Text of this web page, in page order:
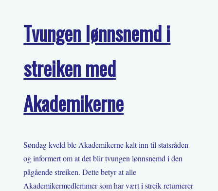
Tvungen lønnsnemd i
streiken med
Akademikerne
Søndag kveld ble Akademikerne kalt inn til statsråden
og informert om at det blir tvungen lønnsnemd i den
pågående streiken. Dette betyr at alle
Akademikermedlemmer som har vært i streik returnerer